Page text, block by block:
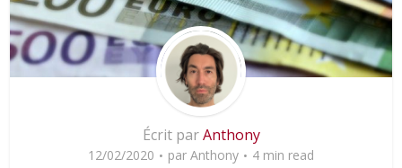
Écrit parAnthony
12/02/2020 par Anthony 4 min read